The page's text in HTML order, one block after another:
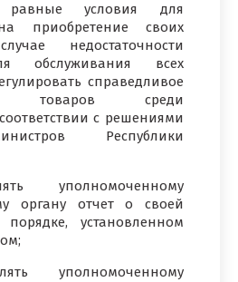
условия для
приобретение своих
недостаточности
обслуживания всех
справедливое
товаров среди
с решениями
Республики
уполномоченному
органу отчет о своей
установленном
уполномоченному